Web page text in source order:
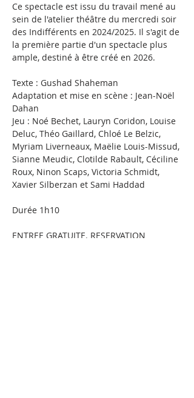
Ce spectacle est issu du travail mené au
sein de l'atelier théâtre du mercredi soir
des Indifférents en 2024/2025. Il s'agit de
la première partie d'un spectacle plus
ample, destiné à être créé en 2026.
Texte : Gushad Shaheman
Adaptation et mise en scène : Jean-Noël
Dahan
Jeu : Noé Bechet, Lauryn Coridon, Louise
Deluc, Théo Gaillard, Chloé Le Belzic,
Myriam Liverneaux, Maëlie Louis-Missud,
Sianne Meudic, Clotilde Rabault, Céciline
Roux, Ninon Scaps, Victoria Schmidt,
Xavier Silberzan et Sami Haddad
Durée 1h10
ENTREE GRATUITE. RESERVATION